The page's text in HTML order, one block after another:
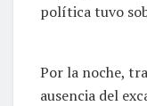
política tuvo
Por la noche,
ausencia del